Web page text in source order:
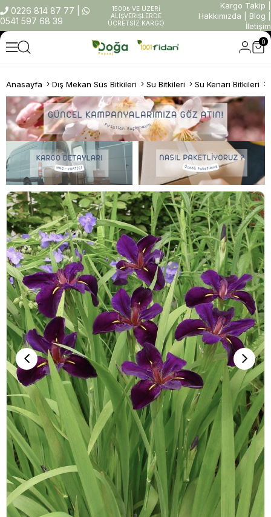
0226 814 87 77
0541 597 68 39
1500₺ VE ÜZERİ
ALIŞVERİŞLERDE
ÜCRETSİZ KARGO
Kargo Takip
Hakkımızda
Blog
İletişim
0
Anasayfa Dış Mekan Süs Bitkileri Su Bitkileri Su Kenarı Bitkileri